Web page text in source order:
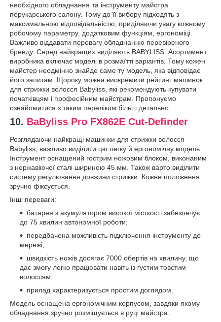
необхідного обладнання та інструменту майстра
перукарського салону. Тому до її вибору підходять з
максимальною відповідальністю, приділяючи увагу кожному
робочому параметру, додатковим функціям, ергономіці.
Важливо віддавати перевагу обладнанню перевіреного
бренду. Серед найкращих виділяють BABYLISS. Асортимент
виробника включає моделі в розмаїтті варіантів. Тому кожен
майстер неодмінно знайде саме ту модель, яка відповідає
його запитам. Щороку можна виокремити рейтинг машинок
для стрижки волосся Babyliss, які рекомендують купувати
початківцям і професійним майстрам. Пропонуємо
ознайомитися з таким переліком більш детально.
10. BaByliss Pro FX862E Cut-Definder
Розглядаючи найкращі машинки для стрижки волосся
Babyliss, важливо виділити цю легку й ергономічну модель.
Інструмент оснащений гострим ножовим блоком, виконаним
з нержавіючої сталі шириною 45 мм. Також варто виділити
систему регулювання довжини стрижки. Кожне положення
зручно фіксується.
Інші переваги:
батарея з акумулятором високої місткості забезпечує
до 75 хвилин автономної роботи;
передбачена можливість підключення інструменту до
мережі;
швидкість ножів досягає 7000 обертів на хвилину, що
дає змогу легко працювати навіть із густим товстим
волоссям;
прилад характеризується простим доглядом.
Модель оснащена ергономічним корпусом, завдяки якому
обладнання зручно розміщується в руці майстра.